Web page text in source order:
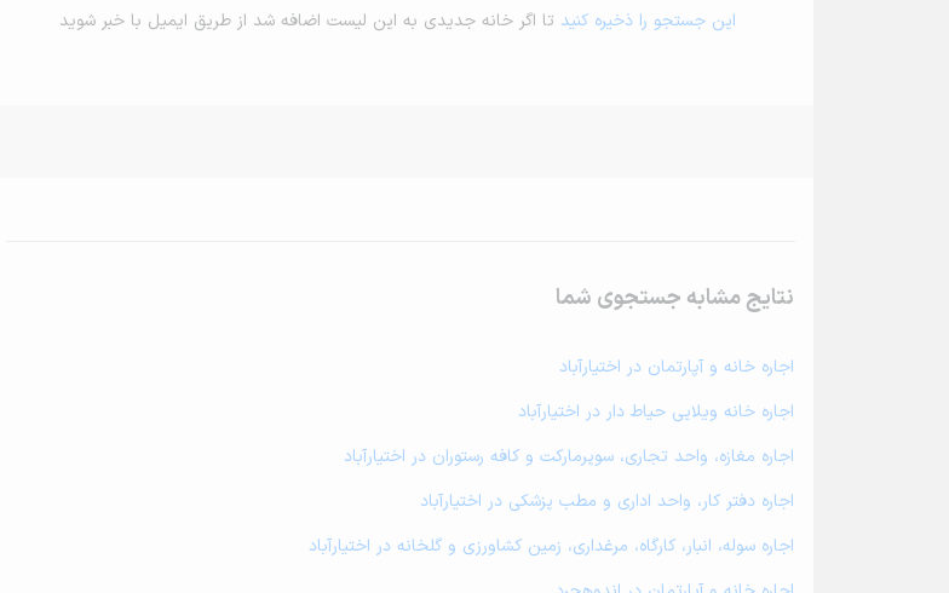
این جستجو را ذخیره کنید تا اگر خانه جدیدی به این لیست اضافه شد از طریق ایمیل با خبر شوید
نتایج مشابه جستجوی شما
اجاره خانه و آپارتمان در اختیارآباد
اجاره خانه ویلایی حیاط دار در اختیارآباد
اجاره مغازه، واحد تجاری، سوپرمارکت و کافه رستوران در اختیارآباد
اجاره دفتر کار، واحد اداری و مطب پزشکی در اختیارآباد
اجاره سوله، انبار، کارگاه، مرغداری، زمین کشاورزی و گلخانه در اختیارآباد